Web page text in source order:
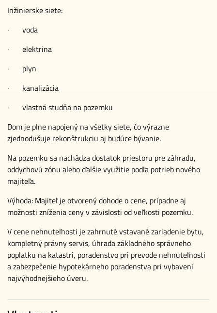
Inžinierske siete:
· voda
· elektrina
· plyn
· kanalizácia
· vlastná studňa na pozemku
Dom je plne napojený na všetky siete, čo výrazne
zjednodušuje rekonštrukciu aj budúce bývanie.
Na pozemku sa nachádza dostatok priestoru pre záhradu,
oddychovú zónu alebo ďalšie využitie podľa potrieb nového
majiteľa.
Výhoda: Majiteľ je otvorený dohode o cene, prípadne aj
možnosti zníženia ceny v závislosti od veľkosti pozemku.
V cene nehnuteľnosti je zahrnuté vstavané zariadenie bytu,
kompletný právny servis, úhrada základného správneho
poplatku na katastri, poradenstvo pri prevode nehnuteľnosti
a zabezpečenie hypotekárneho poradenstva pri vybavení
najvýhodnejšieho úveru.